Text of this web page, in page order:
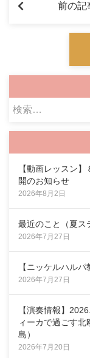
前の記
検
【動画レッスン
開のお知らせ
2026年8月2日
最近のこと（夏ス
2026年7月27日
【ニッケルハル
2026年7月27日
【演奏情報】
ィーカで過ごす
島）
2026年7月20日